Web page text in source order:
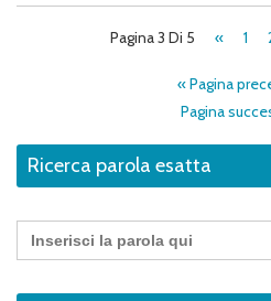
Pagina 3 Di 5 « 1
« Pagina
Pagina
Ricerca parola esatta
Search
for: